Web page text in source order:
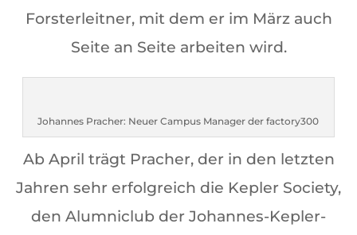
Forsterleitner, mit dem er im März auch
Seite an Seite arbeiten wird.
Johannes Pracher: Neuer Campus Manager der factory300
Ab April trägt Pracher, der in den letzten
Jahren sehr erfolgreich die Kepler Society,
den Alumniclub der Johannes-Kepler-